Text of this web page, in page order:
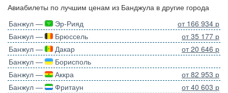
Авиабилеты по лучшим ценам из Банджула в другие города
Банжул —
Эр-Рияд
от 166 934 р
Банжул —
Брюссель
от 35 177 р
Банжул —
Дакар
от 20 646 р
Банжул —
Борисполь
Банжул —
Аккра
от 82 953 р
Банжул —
Фритаун
от 40 603 р